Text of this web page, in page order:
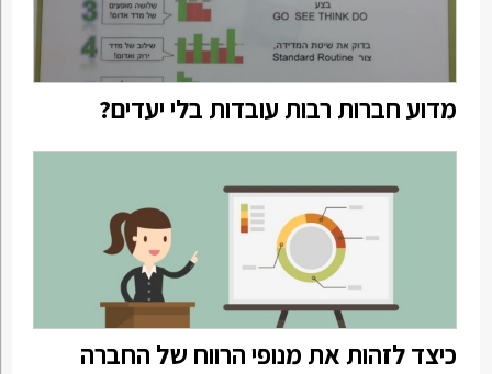
מדוע חברות רבות עובדות בלי יעדים?
כיצד לזהות את מנופי הרווח של החברה